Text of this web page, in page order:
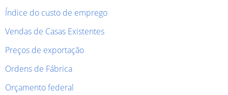
Índice do custo de emprego
Vendas de Casas Existentes
Preços de exportação
Ordens de Fábrica
Orçamento federal